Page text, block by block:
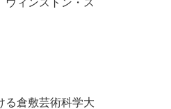
ウィンストン・ス
る倉敷芸術科学大